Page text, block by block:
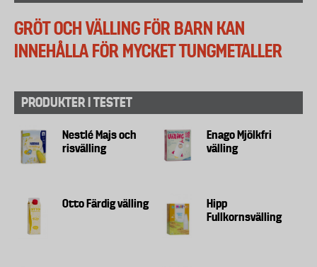
GRÖT OCH VÄLLING FÖR BARN KAN
INNEHÅLLA FÖR MYCKET TUNGMETALLER
PRODUKTER I TESTET
Nestlé Majs och
risvälling
Enago Mjölkfri
välling
Otto Färdig välling
Hipp
Fullkornsvälling